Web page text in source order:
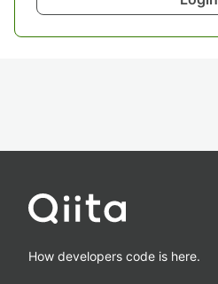
How developers code is here.